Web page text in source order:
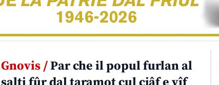
Gnovis /Par che il popul furlan al